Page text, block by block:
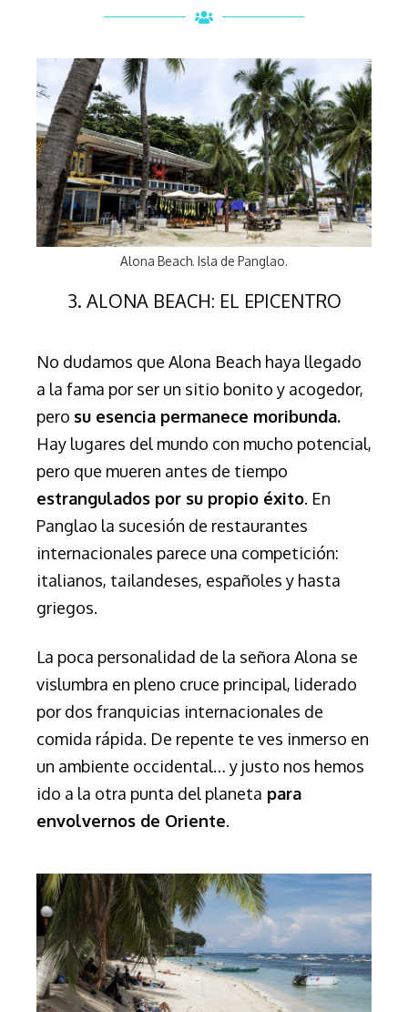
Alona Beach. Isla de Panglao.
3. ALONA BEACH: EL EPICENTRO
No dudamos que Alona Beach haya llegado
a la fama por ser un sitio bonito y acogedor,
pero su esencia permanece moribunda.
Hay lugares del mundo con mucho potencial,
pero que mueren antes de tiempo
estrangulados por su propio éxito. En
Panglao la sucesión de restaurantes
internacionales parece una competición:
italianos, tailandeses, españoles y hasta
griegos.
La poca personalidad de la señora Alona se
vislumbra en pleno cruce principal, liderado
por dos franquicias internacionales de
comida rápida. De repente te ves inmerso en
un ambiente occidental… y justo nos hemos
ido a la otra punta del planeta para
envolvernos de Oriente.